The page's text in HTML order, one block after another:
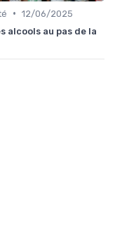
• 12/06/2025
alcools au pas de la